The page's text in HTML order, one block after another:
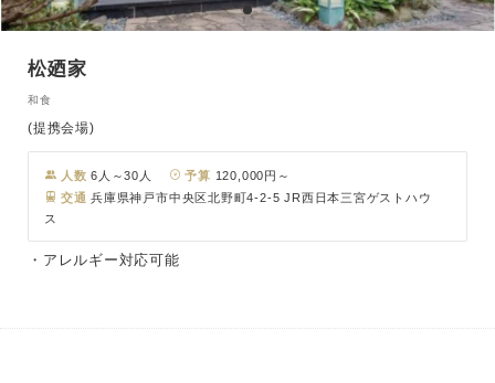
松廼家
和食
(提携会場)
人数 6人～30人 予算 120,000円～
交通 兵庫県神戸市中央区北野町4-2-5 JR西日本三宮ゲストハウ
ス
・アレルギー対応可能